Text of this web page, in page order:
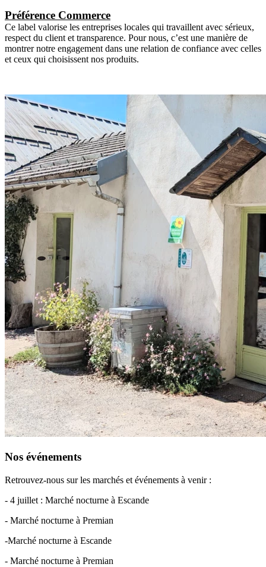
Préférence Commerce
Ce label valorise les entreprises locales qui travaillent avec sérieux,
respect du client et transparence. Pour nous, c’est une manière de
montrer notre engagement dans une relation de confiance avec celles
et ceux qui choisissent nos produits.
Nos événements
Retrouvez-nous sur les marchés et événements à venir :
- 4 juillet : Marché nocturne à Escande
- Marché nocturne à Premian
-Marché nocturne à Escande
- Marché nocturne à Premian